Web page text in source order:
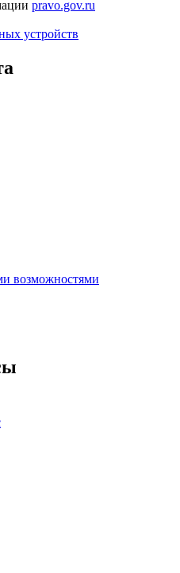
pravo.gov.ru
устройств
возможностями